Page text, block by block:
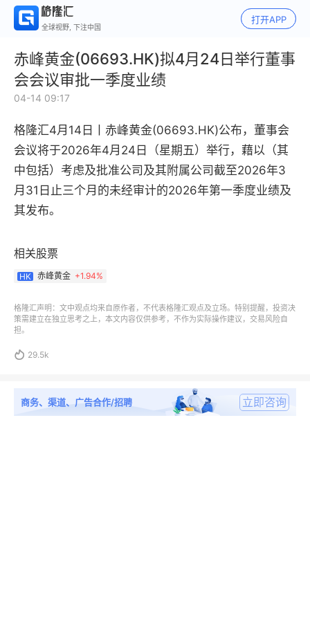
全球视野, 下注中国
打开APP
赤峰黄金(06693.HK)拟4月24日举行董事
会会议审批一季度业绩
04-14 09:17
格隆汇4月14日丨赤峰黄金(06693.HK)公布，董事会
会议将于2026年4月24日（星期五）举行，藉以（其
中包括）考虑及批准公司及其附属公司截至2026年3
月31日止三个月的未经审计的2026年第一季度业绩及
其发布。
相关股票
HK 赤峰黄金 +1.94%
格隆汇声明：文中观点均来自原作者，不代表格隆汇观点及立场。特别提醒，投资决
策需建立在独立思考之上，本文内容仅供参考，不作为实际操作建议，交易风险自
担。
 29.5k
商务、渠道、广告合作/招聘 立即咨询